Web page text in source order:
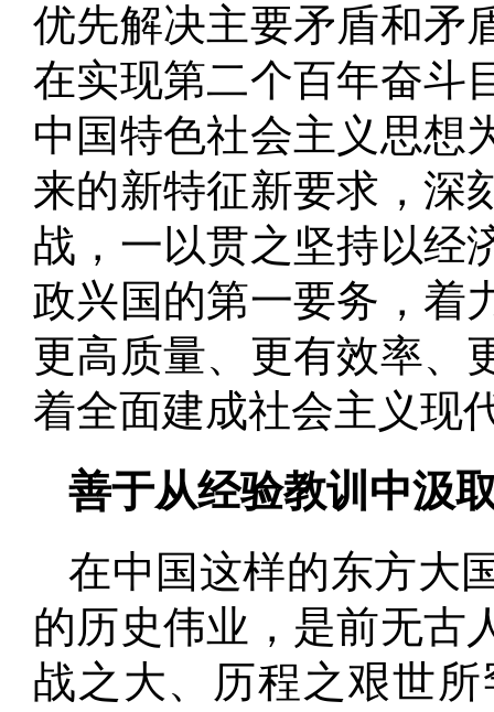
优先解决主要矛盾和矛
在实现第二个百年奋斗
中国特色社会主义思想
来的新特征新要求，深
战，一以贯之坚持以经
政兴国的第一要务，着
更高质量、更有效率、
着全面建成社会主义现
善于从经验教训中汲
在中国这样的东方大
的历史伟业，是前无古
战之大、历程之艰世所